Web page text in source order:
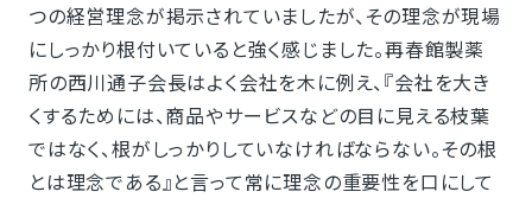
つの経営理念が掲示されていましたが、その理念が現場
にしっかり根付いていると強く感じました。再春館製薬
所の西川通子会長はよく会社を木に例え、『会社を大き
くするためには、商品やサービスなどの目に見える枝葉
ではなく、根がしっかりしていなければならない。その根
とは理念である』と言って常に理念の重要性を口にして